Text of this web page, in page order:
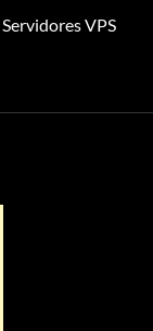
Servidores VPS